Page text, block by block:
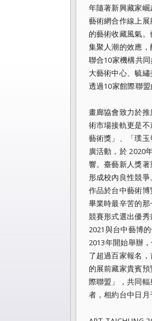
年隨著新興藏家崛
藝術網合作線上展
的藝術收藏風氣。
集聚人潮的效應，
聯合10家機構共同
大藝術中心、毓
透過10家館際聯
畫廊協會致力於推
術市場接軌更是
藝術獎」、「璞玉
廣活動，於 2020
響。臺藝新人獎著
形成校內良性競爭
作品於台中藝術
畢業時最辛苦的那
競賽形式選出優秀
2021與台中藝博
2013年開始舉辦
了超過百家報名
的展前藏家貴賓預
際聯盟」， 共同輻
者，相約台中日